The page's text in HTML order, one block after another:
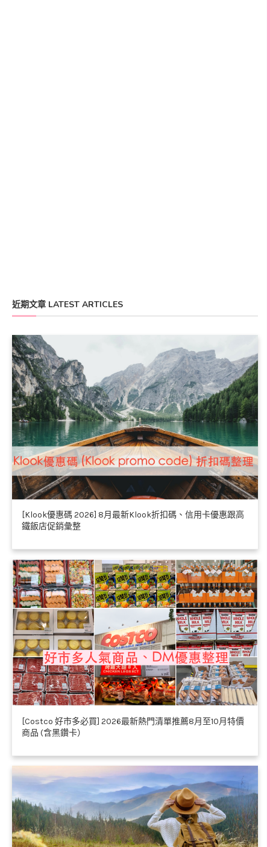
近期文章 LATEST ARTICLES
[Klook優惠碼 2026] 8月最新Klook折扣碼、信用卡優惠跟高
鐵飯店促銷彙整
[Costco 好市多必買] 2026最新熱門清單推薦8月至10月特價
商品 (含黑鑽卡）